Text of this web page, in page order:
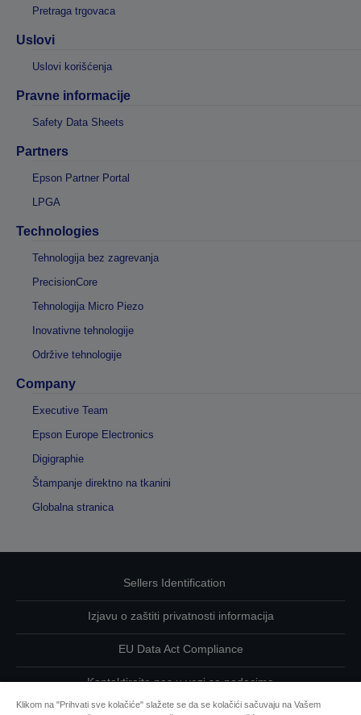
Pretraga trgovaca
Uslovi
Uslovi korišćenja
Pravne informacije
Safety Data Sheets
Partners
Epson Partner Portal
LPGA
Technologies
Tehnologija bez zagrevanja
PrecisionCore
Tehnologija Micro Piezo
Inovativne tehnologije
Održive tehnologije
Company
Executive Team
Epson Europe Electronics
Digigraphie
Štampanje direktno na tkanini
Globalna stranica
Sellers Identification
Izjavu o zaštiti privatnosti informacija
EU Data Act Compliance
Kontaktirajte nas u vezi sa podacima
Klikom na "Prihvati sve kolačiće" slažete se da se kolačići sačuvaju na Vašem